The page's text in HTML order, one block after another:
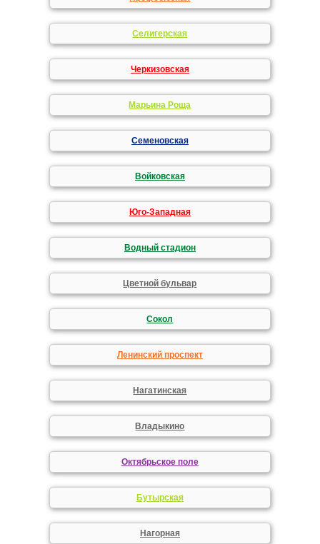
Селигерская
Черкизовская
Марьина Роща
Семеновская
Войковская
Юго-Западная
Водный стадион
Цветной бульвар
Сокол
Ленинский проспект
Нагатинская
Владыкино
Октябрьское поле
Бутырская
Нагорная